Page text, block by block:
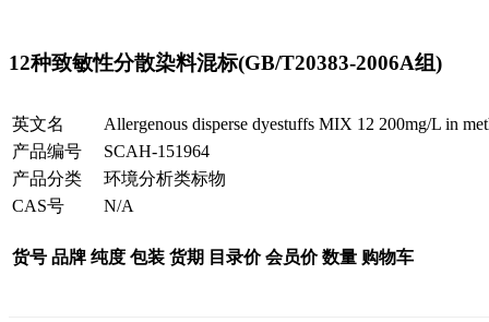
12种致敏性分散染料混标(GB/T20383-2006A组)
英文名
Allergenous disperse dyestuffs MIX 12 200mg/L in
产品编号
SCAH-151964
产品分类
环境分析类标物
CAS号
N/A
货号 品牌 纯度 包装 货期 目录价 会员价 数量 购物车